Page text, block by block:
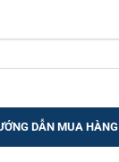
DẪN MUA HÀNG